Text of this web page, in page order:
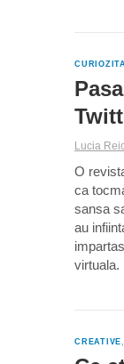
Lucia
O
ca
sansa
au
virtuala.
CREATIVE,